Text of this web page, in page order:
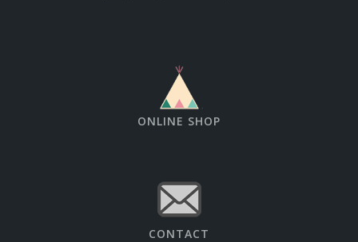
ONLINE SHOP
CONTACT